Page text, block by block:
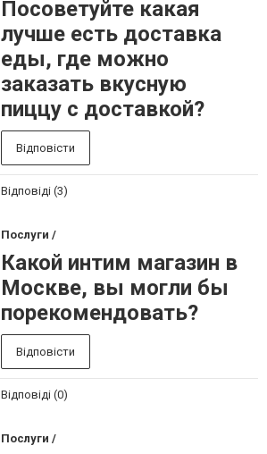
Посоветуйте какая
лучше есть доставка
еды, где можно
заказать вкусную
пиццу с доставкой?
Відповісти
Відповіді (3)
Послуги /
Какой интим магазин в
Москве, вы могли бы
порекомендовать?
Відповісти
Відповіді (0)
Послуги /